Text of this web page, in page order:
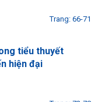
Trang: 66-71
tiểu thuyết
hiện đại